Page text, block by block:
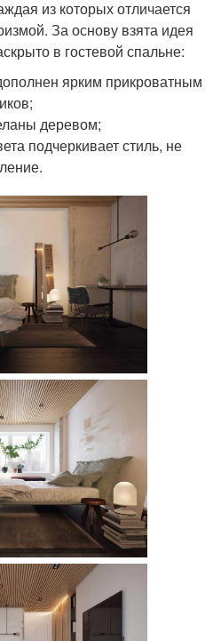
из которых отличается
За основу взята идея
в гостевой спальне:
ярким прикроватным
деревом;
подчеркивает стиль, не